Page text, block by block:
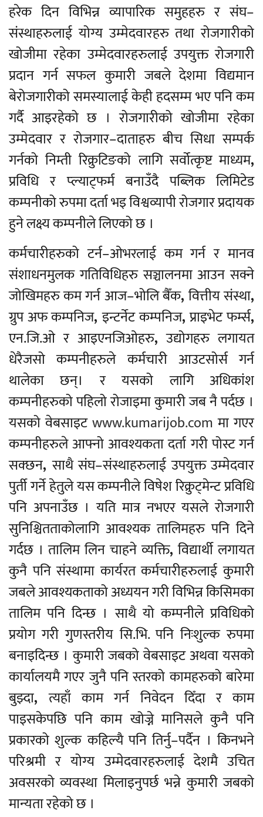
हरेक दिन विभिन्न व्यापारिक समुहहरु र संघ–
संस्थाहरुलाई योग्य उम्मेदवारहरु तथा रोजगारीको
खोजीमा रहेका उम्मेदवारहरुलाई उपयुक्त रोजगारी
प्रदान गर्न सफल कुमारी जबले देशमा विद्यमान
बेरोजगारीको समस्यालाई केही हदसम्म भए पनि कम
गर्दै आइरहेको छ । रोजगारीको खोजीमा रहेका
उम्मेदवार र रोजगार–दाताहरु बीच सिधा सम्पर्क
गर्नको निम्ती रिक्रुटिङको लागि सर्वोत्कृष्ट माध्यम,
प्रविधि र प्ल्याट्फर्म बनाउँदै पब्लिक लिमिटेड
कम्पनीको रुपमा दर्ता भइ विश्वव्यापी रोजगार प्रदायक
हुने लक्ष्य कम्पनीले लिएको छ ।
कर्मचारीहरुको टर्न–ओभरलाई कम गर्न र मानव
संशाधनमुलक गतिविधिहरु सञ्चालनमा आउन सक्ने
जोखिमहरु कम गर्न आज–भोलि बैँक,वित्तीय संस्था,
ग्रुप अफ कम्पनिज,इन्टर्नेट कम्पनिज,प्राइभेट फर्म्स,
एन.जि.ओ र आइएनजिओहरु,उद्योगहरु लगायत
धेरैजसो कम्पनीहरुले कर्मचारी आउटसोर्स गर्न
थालेका छन्। र यसको लागि अधिकांश
कम्पनीहरुको पहिलो रोजाइमा कुमारी जब नै पर्दछ ।
यसको वेबसाइटwww.kumarijob.com मा गएर
कम्पनीहरुले आफ्नो आवश्यकता दर्ता गरी पोस्ट गर्न
सक्छन,साथै संघ–संस्थाहरुलाई उपयुक्त उम्मेदवार
पुर्ती गर्ने हेतुले यस कम्पनीले विषेश रिक्रुट्मेन्ट प्रविधि
पनि अपनाउँछ । यति मात्र नभएर यसले रोजगारी
सुनिश्चितताकोलागि आवश्यक तालिमहरु पनि दिने
गर्दछ । तालिम लिन चाहने व्यक्ति,विद्यार्थी लगायत
कुनै पनि संस्थामा कार्यरत कर्मचारीहरुलाई कुमारी
जबले आवश्यकताको अध्ययन गरी विभिन्न किसिमका
तालिम पनि दिन्छ । साथै यो कम्पनीले प्रविधिको
प्रयोग गरी गुणस्तरीय सि.भि. पनि निःशुल्क रुपमा
बनाइदिन्छ । कुमारी जबको वेबसाइट अथवा यसको
कार्यालयमै गएर जुनै पनि स्तरको कामहरुको बारेमा
बुझ्दा,त्यहाँ काम गर्न निवेदन दिँदा र काम
पाइसकेपछि पनि काम खोज्ने मानिसले कुनै पनि
प्रकारको शुल्क कहिल्यै पनि तिर्नु–पर्दैन । किनभने
परिश्रमी र योग्य उम्मेदवारहरुलाई देशमै उचित
अवसरको व्यवस्था मिलाइनुपर्छ भन्ने कुमारी जबको
मान्यता रहेको छ ।